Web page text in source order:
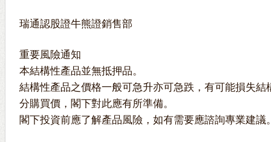
瑞通認股證牛熊證銷售部
重要風險通知
本結構性產品並無抵押品。
結構性產品之價格一般可急升亦可急跌，有可能損失結
分購買價，閣下對此應有所準備。
閣下投資前應了解產品風險，如有需要應諮詢專業建議